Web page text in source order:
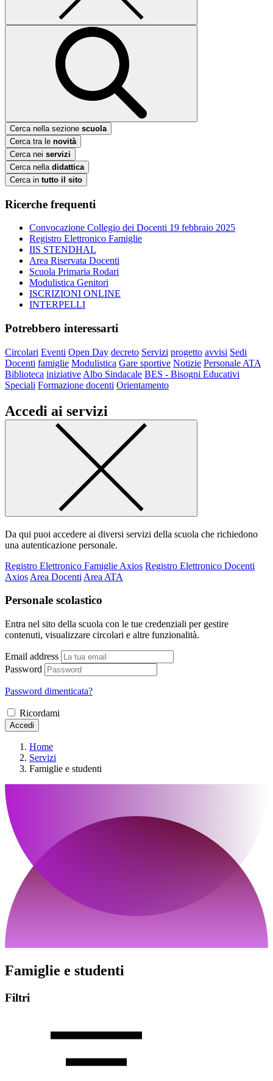
Cerca nella sezione scuola
Cerca tra le novità
Cerca nei servizi
Cerca nella didattica
Cerca in tutto il sito
Ricerche frequenti
Convocazione Collegio dei Docenti 19 febbraio 2025
Registro Elettronico Famiglie
IIS STENDHAL
Area Riservata Docenti
Scuola Primaria Rodari
Modulistica Genitori
ISCRIZIONI ONLINE
INTERPELLI
Potrebbero interessarti
Circolari Eventi Open Day decreto Servizi progetto avvisi Sedi
Docenti famiglie Modulistica Gare sportive Notizie Personale ATA
Biblioteca iniziative Albo Sindacale BES - Bisogni Educativi
Speciali Formazione docenti Orientamento
Accedi ai servizi
Da qui puoi accedere ai diversi servizi della scuola che richiedono
una autenticazione personale.
Registro Elettronico Famiglie Axios Registro Elettronico Docenti
Axios Area Docenti Area ATA
Personale scolastico
Entra nel sito della scuola con le tue credenziali per gestire
contenuti, visualizzare circolari e altre funzionalità.
Email address
Password
Password dimenticata?
Ricordami
Accedi
Home
Servizi
Famiglie e studenti
Famiglie e studenti
Filtri